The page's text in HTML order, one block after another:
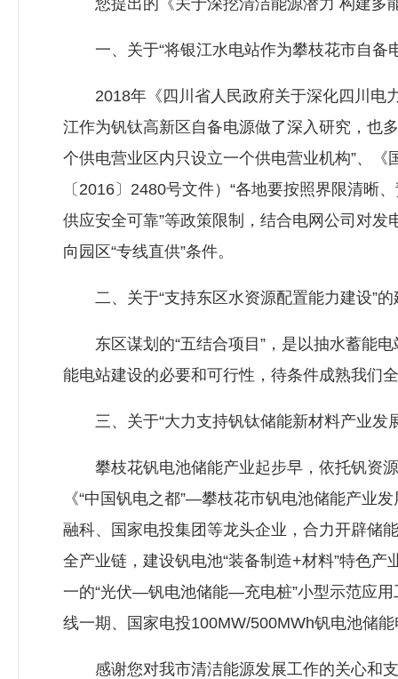
您提出的《关于深挖清洁能源潜力 构建多
一、关于“将银江水电站作为攀枝花市自备
2018年《四川省人民政府关于深化四川电力
江作为钒钛高新区自备电源做了深入研究，也
个供电营业区内只设立一个供电营业机构”、
〔2016〕2480号文件）“各地要按照界限清
供应安全可靠”等政策限制，结合电网公司对
向园区“专线直供”条件。
二、关于“支持东区水资源配置能力建设”的
东区谋划的“五结合项目”，是以抽水蓄能电
能电站建设的必要和可行性，待条件成熟我们
三、关于“大力支持钒钛储能新材料产业发
攀枝花钒电池储能产业起步早，依托钒资源
《“中国钒电之都”—攀枝花市钒电池储能产业
融科、国家电投集团等龙头企业，合力开辟储
全产业链，建设钒电池“装备制造+材料”特色
一的“光伏—钒电池储能—充电桩”小型示范应
线一期、国家电投100MW/500MWh钒电池储
感谢您对我市清洁能源发展工作的关心和